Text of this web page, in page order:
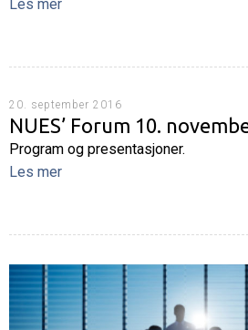
Les mer
20. september 2016
NUES’ Forum 10.
Program og presentasjoner.
Les mer